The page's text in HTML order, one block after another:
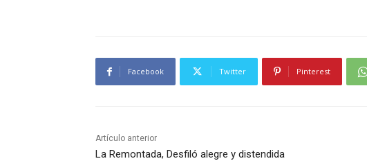
Facebook Twitter Pinterest
Artículo anterior
La Remontada, Desfiló alegre y distendida